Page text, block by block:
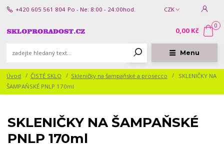
Menu
CZK
+420 605 561 804 Po - Ne: 8:00 - 24:00hod.
0
0,00 Kč
Úvod ČISTÉ SKLO Skleničky na šampaňské a prosecco
SKLENIČKY NA
ŠAMPAŇSKÉ PNLP 170ml
SKLENIČKY NA ŠAMPAŇSKÉ
PNLP 170ml